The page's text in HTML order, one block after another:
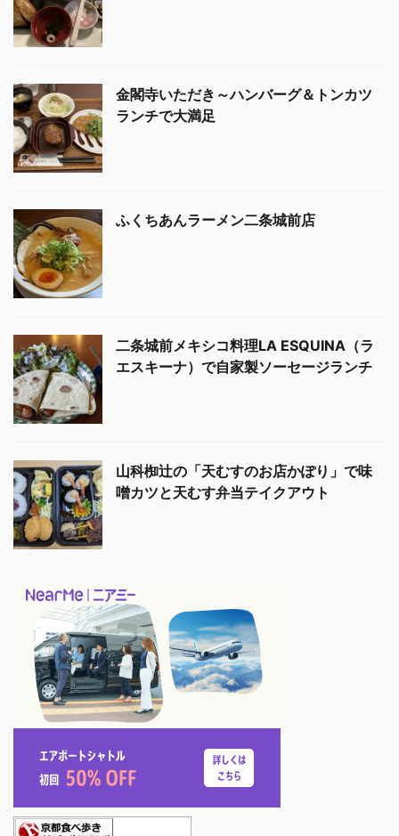
金閣寺いただき～ハンバーグ＆トンカツ
ランチで大満足
ふくちあんラーメン二条城前店
二条城前メキシコ料理LA ESQUINA（ラ
エスキーナ）で自家製ソーセージランチ
山科椥辻の「天むすのお店かぽり」で味
噌カツと天むす弁当テイクアウト